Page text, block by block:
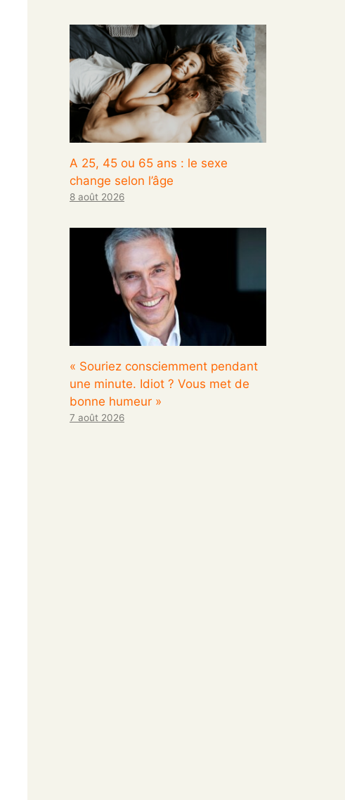
A 25, 45 ou 65 ans : le sexe
change selon l’âge
8 août 2026
« Souriez consciemment pendant
une minute. Idiot ? Vous met de
bonne humeur »
7 août 2026